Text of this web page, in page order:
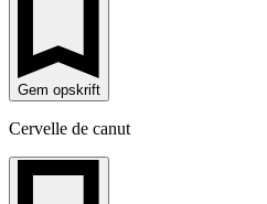
Gem opskrift
Cervelle de canut